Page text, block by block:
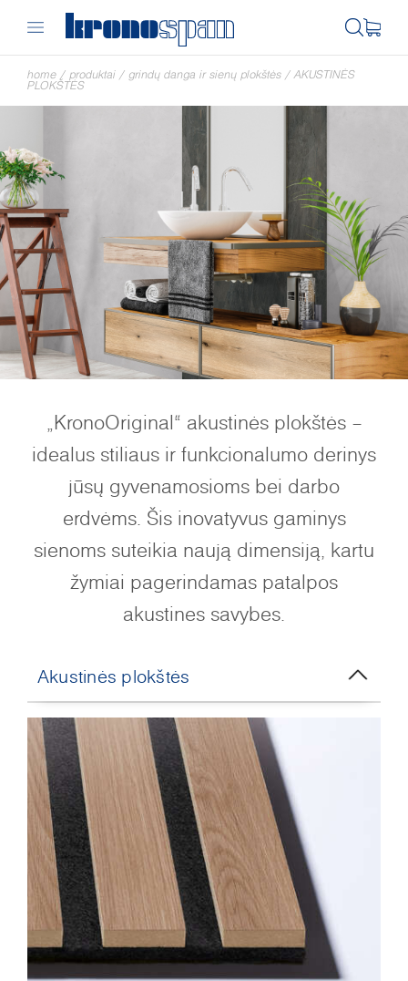
home / produktai / grindų danga ir sienų plokštės /AKUSTINĖS
PLOKŠTĖS
„KronoOriginal“ akustinės plokštės –
idealus stiliaus ir funkcionalumo derinys
jūsų gyvenamosioms bei darbo
erdvėms. Šis inovatyvus gaminys
sienoms suteikia naują dimensiją, kartu
žymiai pagerindamas patalpos
akustines savybes.
Akustinės plokštės